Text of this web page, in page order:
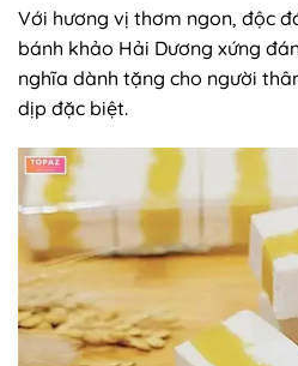
Với hương vị thơm ngon, độc
bánh khảo Hải Dương xứng
nghĩa dành tặng cho người
dịp đặc biệt.